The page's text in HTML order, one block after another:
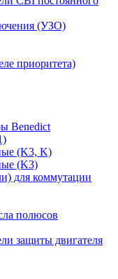
(УЗО)
приоритета)
Benedict
(K3, K)
(K3)
для коммутации
полюсов
защиты двигателя